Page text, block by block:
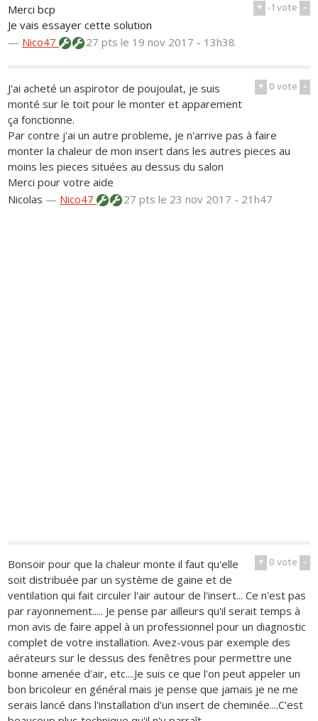
+ -1vote -
Merci bcp
Je vais essayer cette solution
— Nico47 27 ptsle 19 nov 2017 - 13h38
+ 0vote -
J'ai acheté un aspirotor de poujoulat, je suis
monté sur le toit pour le monter et apparement
ça fonctionne.
Par contre j'ai un autre probleme, je n'arrive pas à faire
monter la chaleur de mon insert dans les autres pieces au
moins les pieces situées au dessus du salon
Merci pour votre aide
Nicolas — Nico47 27 ptsle 23 nov 2017 - 21h47
+ 0vote -
Bonsoir pour que la chaleur monte il faut qu'elle
soit distribuée par un système de gaine et de
ventilation qui fait circuler l'air autour de l'insert... Ce n'est pas
par rayonnement..... Je pense par ailleurs qu'il serait temps à
mon avis de faire appel à un professionnel pour un diagnostic
complet de votre installation. Avez-vous par exemple des
aérateurs sur le dessus des fenêtres pour permettre une
bonne amenée d'air, etc....Je suis ce que l'on peut appeler un
bon bricoleur en général mais je pense que jamais je ne me
serais lancé dans l'installation d'un insert de cheminée....C'est